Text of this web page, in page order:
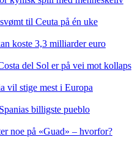
til Ceuta på én uke
koste 3,3 milliarder euro
del Sol er på vei mot kollaps
vil stige mest i Europa
billigste pueblo
noe på «Guad» – hvorfor?